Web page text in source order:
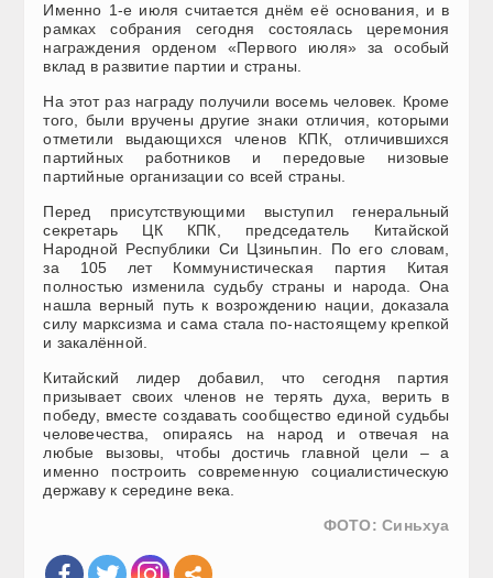
Именно 1-е июля считается днём её основания, и в
рамках собрания сегодня состоялась церемония
награждения орденом «Первого июля» за особый
вклад в развитие партии и страны.
На этот раз награду получили восемь человек. Кроме
того, были вручены другие знаки отличия, которыми
отметили выдающихся членов КПК, отличившихся
партийных работников и передовые низовые
партийные организации со всей страны.
Перед присутствующими выступил генеральный
секретарь ЦК КПК, председатель Китайской
Народной Республики Си Цзиньпин. По его словам,
за 105 лет Коммунистическая партия Китая
полностью изменила судьбу страны и народа. Она
нашла верный путь к возрождению нации, доказала
силу марксизма и сама стала по-настоящему крепкой
и закалённой.
Китайский лидер добавил, что сегодня партия
призывает своих членов не терять духа, верить в
победу, вместе создавать сообщество единой судьбы
человечества, опираясь на народ и отвечая на
любые вызовы, чтобы достичь главной цели – а
именно построить современную социалистическую
державу к середине века.
ФОТО: Синьхуа